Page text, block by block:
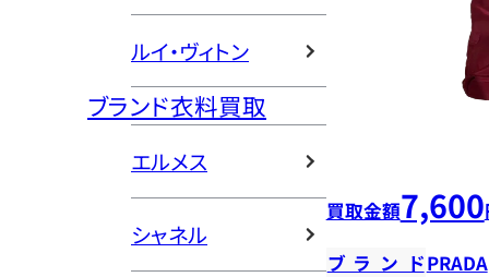
ルイ・ヴィトン
ブランド衣料買取
エルメス
シャネル
買取金額7,600
ブランドPRADA